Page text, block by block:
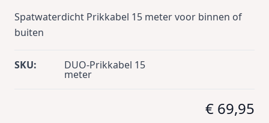
Spatwaterdicht Prikkabel 15 meter voor binnen of
buiten
SKU: DUO-Prikkabel 15
meter
€ 69,95